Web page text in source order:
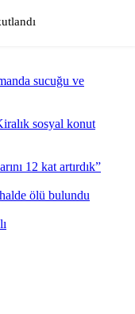
sucuğu ve
sosyal konut
12 kat artırdık”
ölü bulundu